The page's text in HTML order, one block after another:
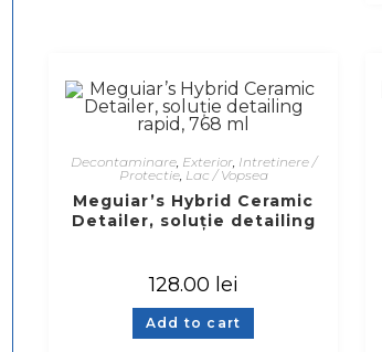
Decontaminare, Exterior, Intretinere /
Protectie, Lac / Vopsea
Meguiar’s Hybrid Ceramic
Detailer, soluție detailing
128.00 lei
Add to cart